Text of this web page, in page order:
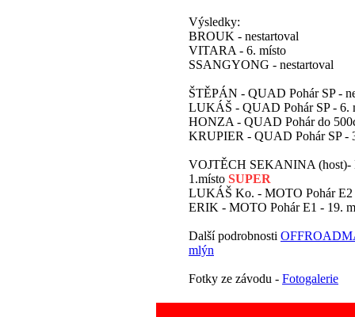
Výsledky:
BROUK - nestartoval
VITARA - 6. místo
SSANGYONG - nestartoval
ŠTĚPÁN - QUAD Pohár SP -
LUKÁŠ - QUAD Pohár SP - 6.
HONZA - QUAD Pohár do
KRUPIER - QUAD Pohár SP -
VOJTĚCH SEKANINA (host)-
1.místo SUPER
LUKÁŠ Ko. - MOTO Pohár E2
ERIK - MOTO Pohár E1 - 19.
Další podrobnosti
mlýn
Fotky ze závodu - Fotogalerie